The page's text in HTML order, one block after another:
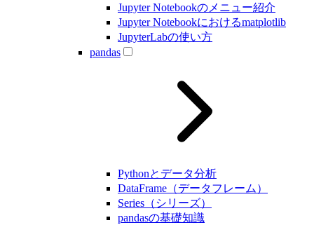
Jupyter Notebookのメニュー紹介
Jupyter Notebookにおけるmatplotlib
JupyterLabの使い方
pandas
Pythonとデータ分析
DataFrame（データフレーム）
Series（シリーズ）
pandasの基礎知識